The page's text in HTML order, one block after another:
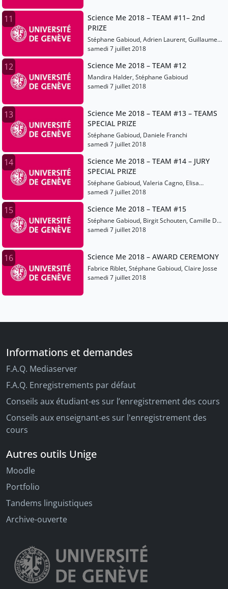
11
Science Me 2018 – TEAM #11– 2nd
PRIZE
Stéphane Gabioud, Adrien Laurent, Guillaume
Bertoli
samedi 7 juillet 2018
12 Science Me 2018 – TEAM #12
Mandira Halder, Stéphane Gabioud
samedi 7 juillet 2018
13
Science Me 2018 – TEAM #13 – TEAMS
SPECIAL PRIZE
Stéphane Gabioud, Daniele Franchi
samedi 7 juillet 2018
14
Science Me 2018 – TEAM #14 – JURY
SPECIAL PRIZE
Stéphane Gabioud, Valeria Cagno, Elisa
Rossetti
samedi 7 juillet 2018
15 Science Me 2018 – TEAM #15
Stéphane Gabioud, Birgit Schouten, Camille De
Valk
samedi 7 juillet 2018
16 Science Me 2018 – AWARD CEREMONY
Fabrice Riblet, Stéphane Gabioud, Claire Josse
samedi 7 juillet 2018
Informations et demandes
F.A.Q. Mediaserver
F.A.Q. Enregistrements par défaut
Conseils aux étudiant-es sur l’enregistrement des cours
Conseils aux enseignant-es sur l'enregistrement des
cours
Autres outils Unige
Moodle
Portfolio
Tandems linguistiques
Archive-ouverte